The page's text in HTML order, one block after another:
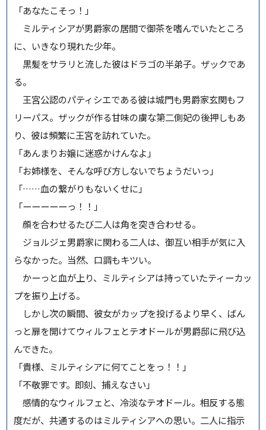
「あなたこそっ！」
ミルティシアが男爵家の居間で御茶を嗜んでいたところ
に、いきなり現れた少年。
黒髪をサラリと流した彼はドラゴの半弟子。ザックであ
る。
王宮公認のパティシエである彼は城門も男爵家玄関もフ
リーパス。ザックが作る甘味の虜な第二側妃の後押しもあ
り、彼は頻繁に王宮を訪れていた。
「あんまりお嬢に迷惑かけんなよ」
「お姉様を、そんな呼び方しないでちょうだいっ」
「……血の繋がりもないくせに」
「ーーーーーっ！！」
顔を合わせるたび二人は角を突き合わせる。
ジョルジェ男爵家に関わる二人は、御互い相手が気に入
らなかった。当然、口調もキツい。
かーっと血が上り、ミルティシアは持っていたティーカッ
プを振り上げる。
しかし次の瞬間、彼女がカップを投げるより早く、ばん
っと扉を開けてウィルフェとテオドールが男爵邸に飛び込
んできた。
「貴様、ミルティシアに何てことをっ！！」
「不敬罪です。即刻、捕えなさい」
感情的なウィルフェと、冷淡なテオドール。相反する態
度だが、共通するのはミルティシアへの思い。二人に指示